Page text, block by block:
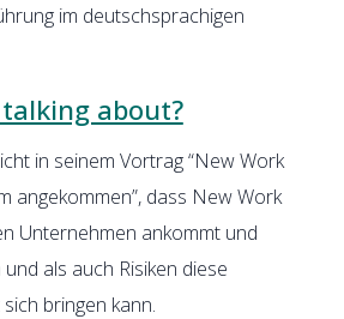
im deutschsprachigen
about?
in seinem Vortrag “New Work
angekommen”, dass New Work
Unternehmen ankommt und
als auch Risiken diese
bringen kann.